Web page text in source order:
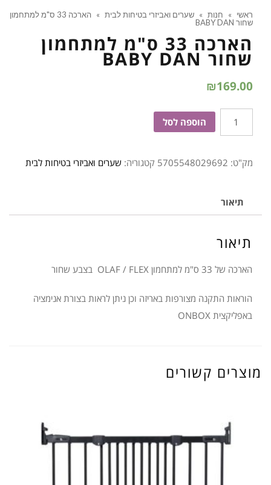
ראשי » חנות » שערים ואביזרי בטיחות לבית »
הארכה 33 ס"מ למתחמון
שחור BABY DAN
הארכה 33 ס"מ למתחמון
שחור BABY DAN
₪169.00
כמות
של
33
למתחמון
שחור
DAN
הוספה לסל
מק"ט: 5705548029692 קטגוריה: שערים ואביזרי בטיחות לבית
תיאור
תיאור
הארכה של 33 ס"מ למתחמון OLAF / FLEX בצבע שחור
הוראות התקנה מצורפות באריזה וכן ניתן לראות בצורת אנימציה
באפליקצית ONBOX
מוצרים קשורים